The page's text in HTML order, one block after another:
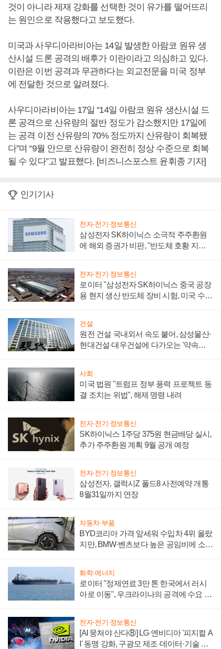
것이 아니라 제재 강화를 선택한 것이 유가를 떨어뜨리
는 원인으로 작용했다고 보도했다.
미국과 사우디아라비아는 14일 발생한 아람코 원유 생
산시설 드론 공격의 배후가 이란이라고 의심하고 있다.
이란은 이번 공격과 무관하다는 외교전문을 미국 정부
에 전달한 것으로 알려졌다.
사우디아라비아는 17일 “14일 아람코 원유 생산시설 드
론 공격으로 산유량의 절반 정도가 감소했지만 17일에
는 공격 이전 산유량의 70% 정도까지 산유량이 회복됐
다”며 “9월 안으로 산유량이 완전히 정상 수준으로 회복
될 수 있다”고 발표했다. [비즈니스포스트 윤휘종 기자]
인기기사
전자·전기·정보통신
삼성전자 SK하이닉스 소극적 주주환원
에 해외 증권가 비판, "반도체 호황 지속
전자·전기·정보통신
로이터 "삼성전자 SK하이닉스 중국 공장
용 현지 생산 반도체 장비 시험, 미국 수출
건설
원전 건설 국내외서 속도 붙어, 삼성물산·
현대건설·대우건설에 다가오는 '약속의
사회
미국 법원 "트럼프 정부 풍력 프로젝트 동
결 조치는 위법", 해제 명령 내려
전자·전기·정보통신
SK하이닉스 1주당 375원 현금배당 실시,
추가 주주환원 계획 9월 공개 예정
전자·전기·정보통신
삼성전자, 갤럭시Z 폴드8 사전예약 개통
8월31일까지 연장
자동차·부품
BYD코리아 가격 앞세워 수입차 4위 올랐
지만, BMW·벤츠보다 높은 공임비에 소비
화학·에너지
로이터 "정제연료 3만 톤 한국에서 러시
아로 이동", 우크라이나의 공격에 수요 늘
전자·전기·정보통신
[AI 뭉쳐야 산다⑧] LG·엔비디아 '피지컬 A
I' 동맹 강화, 구광모 제조·데이터·기술 결